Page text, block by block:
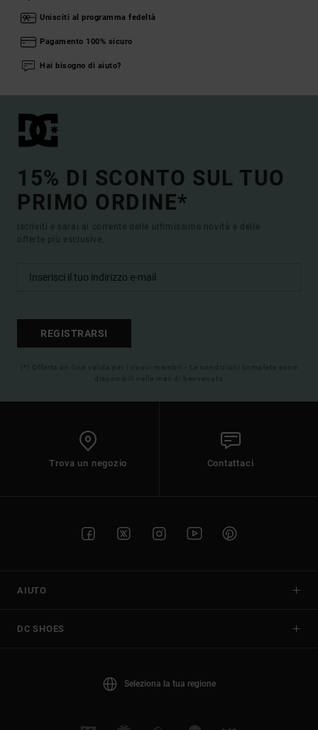
Unisciti al programma fedeltà
Pagamento 100% sicuro
Hai bisogno di aiuto?
15% DI SCONTO SUL TUO
PRIMO ORDINE*
Iscriviti e sarai al corrente delle ultimissime novità e delle
offerte più esclusive.
REGISTRARSI
(*) Offerta on-line valida per i nuovi membri - Le condizioni complete sono
disponibili nella mail di benvenuto
Trova un negozio Contattaci
AIUTO
DC SHOES
Seleziona la tua regione